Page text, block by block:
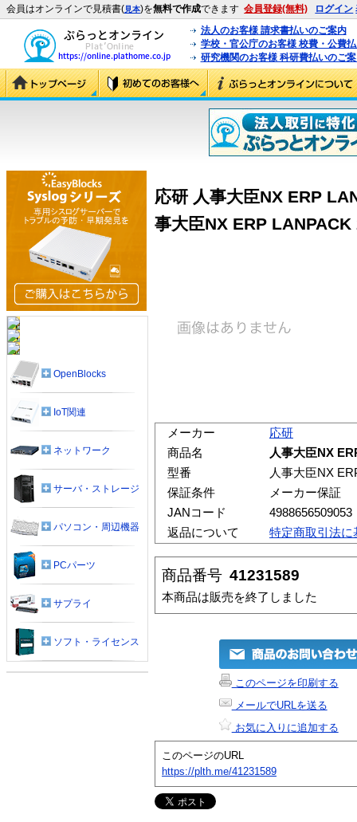
会員はオンラインで見積書(見本)を無料で作成できます 会員登録(無料) ログイン
法人のお客様 請求書払いのご案内
学校・官公庁のお客様 校費・公費
研究機関のお客様 科研費払いのご
応研 人事大臣NX ERP
事大臣NX ERP
メーカー
応研
商品名
人事大臣NX
型番
人事大臣NX
保証条件
メーカー保証
JANコード
4988656509053
返品について
特定商取引法に
商品番号 41231589
本商品は販売を終了しました
このページを印刷する
メールでURLを送る
お気に入りに追加する
このページのURL
https://plth.me/41231589
OpenBlocks
IoT関連
ネットワーク
サーバ・ストレージ
パソコン・周辺機器
PCパーツ
サプライ
ソフト・ライセンス